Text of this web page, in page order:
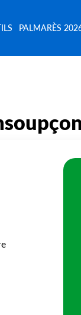
PALMARÈS